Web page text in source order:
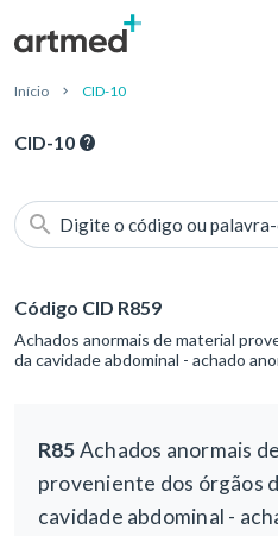
Início CID-10
CID-10
Digite o código ou
Código CID R859
Achados anormais de material
da cavidade abdominal - achado
R85Achados anormais
proveniente dos órgãos
cavidade abdominal -